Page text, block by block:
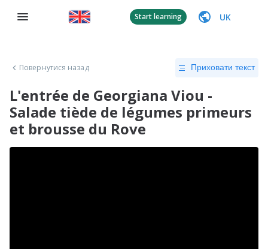
Start learning UK
Повернутися назад Приховати текст
L'entrée de Georgiana Viou -
Salade tiède de légumes primeurs
et brousse du Rove